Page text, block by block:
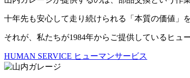
十年先も安心して走り続けられる「本質の価値」を
それが、私たちが1984年からご提供しているヒュ
HUMAN SERVICE ヒューマンサービス